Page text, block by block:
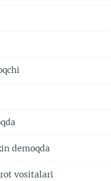
demoqda
vositalari